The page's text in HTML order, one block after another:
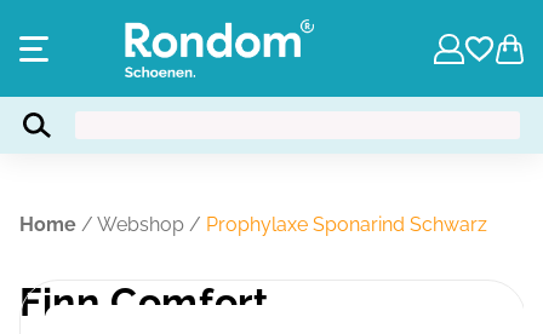
Home / Webshop / Prophylaxe Sponarind Schwarz
Finn Comfort